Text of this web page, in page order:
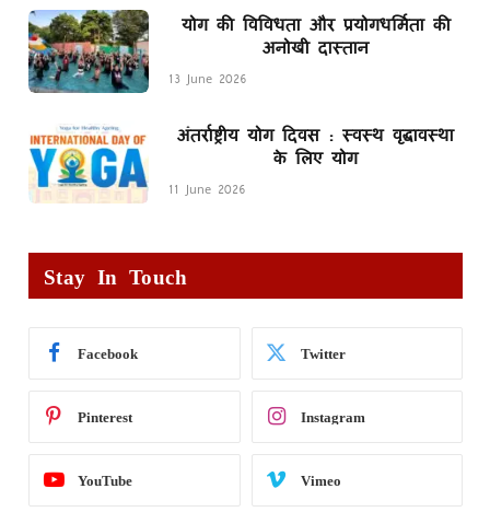
योग की विविधता और प्रयोगधर्मिता की
अनोखी दास्तान
13 June 2026
अंतर्राष्ट्रीय योग दिवस : स्वस्थ वृद्धावस्था
के लिए योग
11 June 2026
Stay In Touch
Facebook Twitter
Pinterest Instagram
YouTube Vimeo